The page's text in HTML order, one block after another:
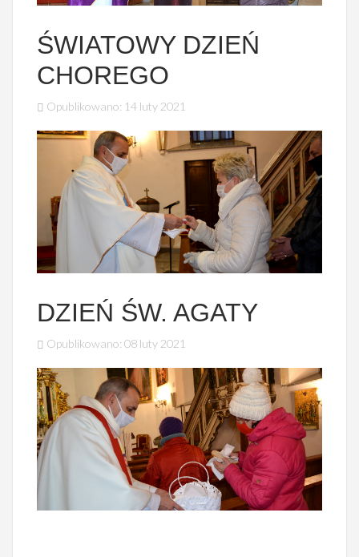
ŚWIATOWY DZIEŃ
CHOREGO
Opublikowano: 14 luty 2021
DZIEŃ ŚW. AGATY
Opublikowano: 08 luty 2021